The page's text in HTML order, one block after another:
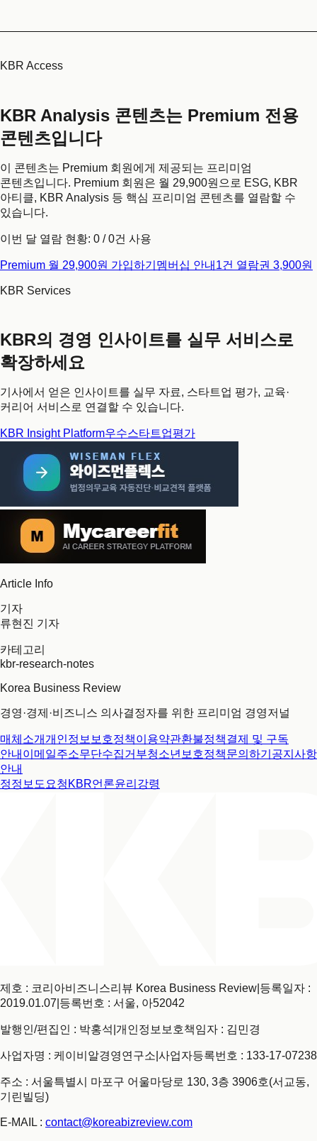
KBR Access
KBR Analysis 콘텐츠는 Premium 전용
콘텐츠입니다
이 콘텐츠는 Premium 회원에게 제공되는 프리미엄
콘텐츠입니다. Premium 회원은 월 29,900원으로 ESG, KBR
아티클, KBR Analysis 등 핵심 프리미엄 콘텐츠를 열람할 수
있습니다.
이번 달 열람 현황: 0 /0건 사용
Premium 월 29,900원 가입하기 멤버십 안내 1건 열람권 3,900원
KBR Services
KBR의 경영 인사이트를 실무 서비스로
확장하세요
기사에서 얻은 인사이트를 실무 자료, 스타트업 평가, 교육·
커리어 서비스로 연결할 수 있습니다.
KBR Insight Platform우수스타트업평가
Article Info
기자
류현진 기자
카테고리
kbr-research-notes
Korea Business Review
경영·경제·비즈니스 의사결정자를 위한 프리미엄 경영저널
매체소개개인정보보호정책이용약관환불정책결제 및 구독
안내 이메일주소무단수집거부청소년보호정책문의하기 공지사항
안내
정정보도요청 KBR언론윤리강령
제호 : 코리아비즈니스리뷰 Korea Business Review 등록일자 :
2019.01.07 등록번호 : 서울, 아52042
발행인/편집인 : 박홍석 개인정보보호책임자 : 김민경
사업자명 : 케이비알경영연구소 사업자등록번호 : 133-17-07238
주소 : 서울특별시 마포구 어울마당로 130, 3층 3906호(서교동,
기린빌딩)
E-MAIL : contact@koreabizreview.com